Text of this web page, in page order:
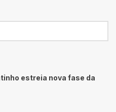
estreia nova fase da